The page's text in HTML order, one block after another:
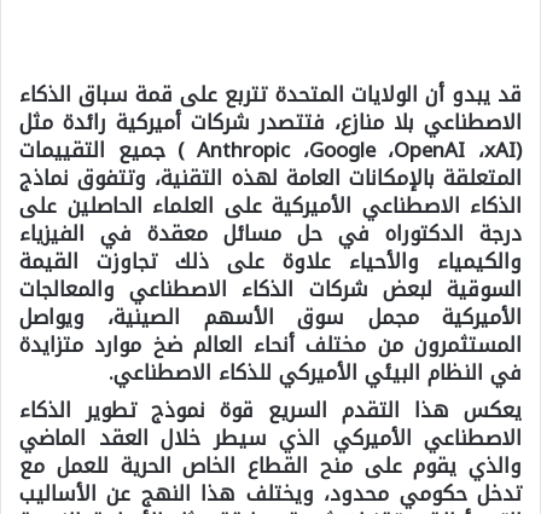
قد يبدو أن الولايات المتحدة تتربع على قمة سباق الذكاء
الاصطناعي بلا منازع، فتتصدر شركات أميركية رائدة مثل
(Anthropic ،Google ،OpenAI ،xAI ) جميع التقييمات
المتعلقة بالإمكانات العامة لهذه التقنية، وتتفوق نماذج
الذكاء الاصطناعي الأميركية على العلماء الحاصلين على
درجة الدكتوراه في حل مسائل معقدة في الفيزياء
والكيمياء والأحياء علاوة على ذلك تجاوزت القيمة
السوقية لبعض شركات الذكاء الاصطناعي والمعالجات
الأميركية مجمل سوق الأسهم الصينية، ويواصل
المستثمرون من مختلف أنحاء العالم ضخ موارد متزايدة
في النظام البيئي الأميركي للذكاء الاصطناعي.
يعكس هذا التقدم السريع قوة نموذج تطوير الذكاء
الاصطناعي الأميركي الذي سيطر خلال العقد الماضي
والذي يقوم على منح القطاع الخاص الحرية للعمل مع
تدخل حكومي محدود، ويختلف هذا النهج عن الأساليب